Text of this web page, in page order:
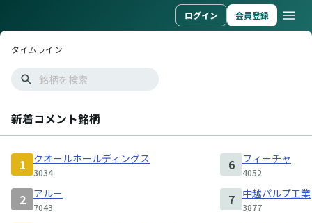
ログイン 会員登録
タイムライン
タイムライン
新着コメント銘柄
1 クオールホールディングス
3034
2 アルー
7043
6 フィーチャ
4052
7 中越パルプ工業
3877